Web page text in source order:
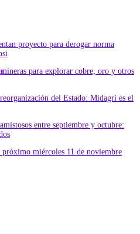
proyecto para derogar norma
para explorar cobre, oro y otros
del Estado: Midagri es el
entre septiembre y octubre:
miércoles 11 de noviembre